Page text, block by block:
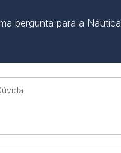
pergunta para a Náutica